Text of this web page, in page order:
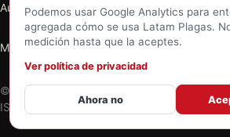
Podemos usar Google Analytics para
agregada cómo se usa Latam Plagas.
medición hasta que la aceptes.
Ver política de privacidad
Ahora no
Autores Buscar en
Mi cuenta
© 2026 Latam Plagas. Todos los derechos
ISSN 2591-5207